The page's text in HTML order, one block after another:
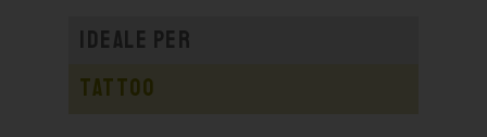
Ideale per
Tattoo